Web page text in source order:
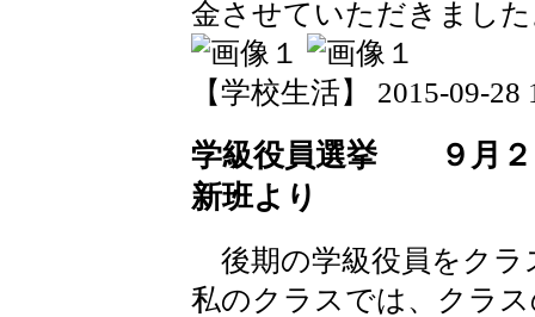
金させていただきまし
【学校生活】 2015-09-28
学級役員選挙 ９月２
新班より
後期の学級役員をクラ
私のクラスでは、クラ